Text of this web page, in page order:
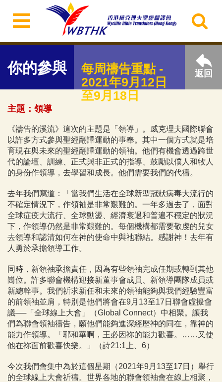
你的參與
每周禱告重點 -
2021年9月12日
至9月18日
返回
主題：領導
《禱告的溪流》這次的主題是「領導」。威克理夫國際聯會
以許多方式參與聖經翻譯運動的事奉。其中一個方式就是培
育現在與未來的聖經翻譯運動的領袖。他們有機會透過跨世
代的論壇、訓練、正式與非正式的指導、鼓勵以僕人和牧人
的身份作領導，去學習和成長。他們需要我們的代禱。
去年我們寫道：「當我們生活在全球新型冠狀病毒大流行的
不確定情況下，作領袖是非常艱難的。一年多過去了，面對
全球症疫大流行、全球動盪、經濟衰退和普遍不穩定的狀況
下，作領導仍然是非常艱難的。每個機構都需要敬虔的兒女
去領導和認清如何在神的使命中與祂聯結。感謝神！去年有
人勇於承擔領導工作。
同時，新領袖承擔責任，因為有些領袖完成任期或轉到其他
崗位。許多聯會機構迎接新董事會成員、新領導團隊成員或
新總幹事。我們祈求新任和未來的領袖能夠與我們經驗豐富
的前領袖並肩，特別是他們將會在9月13至17日聯會虛擬會
議──「全球線上大會」（Global Connect）中相聚。讓我
們為聯會領袖禱告，願他們能夠進深經歷神的同在，靠神的
能力作領導。「耶和華啊，王必因祢的能力歡喜。……又使
他在祢面前歡喜快樂。」（詩21:1上、6）
今次我們會集中為於這個星期（2021年9月13至17日）舉行
的全球線上大會祈禱。世界各地的聯會領袖會在線上相聚，